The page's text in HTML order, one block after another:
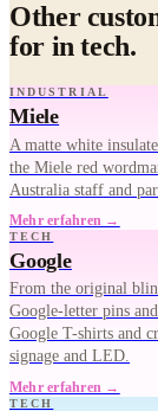
Other
for in tech.
INDUSTRIAL
Miele
A matte white
the Miele red
Australia staff and
Mehr erfahren →
TECH
Google
From the original
Google-letter pins
Google T-shirts and
signage and LED.
Mehr erfahren →
TECH